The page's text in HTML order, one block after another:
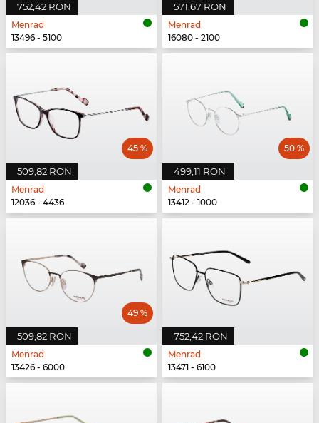
752,42 RON
Menrad
13496 - 5100
571,67 RON
Menrad
16080 - 2100
509,82 RON
45 %
Menrad
12036 - 4436
499,11 RON
50 %
Menrad
13412 - 1000
509,82 RON
49 %
Menrad
13426 - 6000
752,42 RON
Menrad
13471 - 6100